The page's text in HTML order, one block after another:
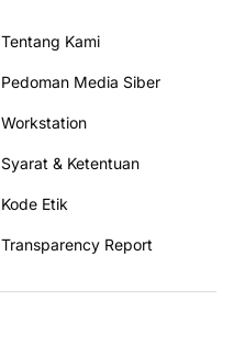
Tentang Kami
Pedoman Media Siber
Workstation
Syarat & Ketentuan
Kode Etik
Transparency Report